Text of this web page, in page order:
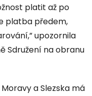
platit až po
platba předem,
upozornila
Sdružení na obranu
a Slezska má